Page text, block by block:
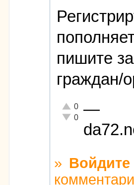
пишите
граждан/
Отлично!
0
Неадекватно!
0 —
» Войдите